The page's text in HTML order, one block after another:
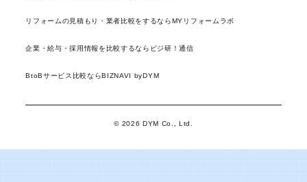
リフォームの見積もり・業者比較をするならMYリフォームラボ
企業・給与・採用情報を比較するならビジ研！通信
BtoBサービス比較ならBIZNAVI byDYM
© 2026 DYM Co., Ltd.